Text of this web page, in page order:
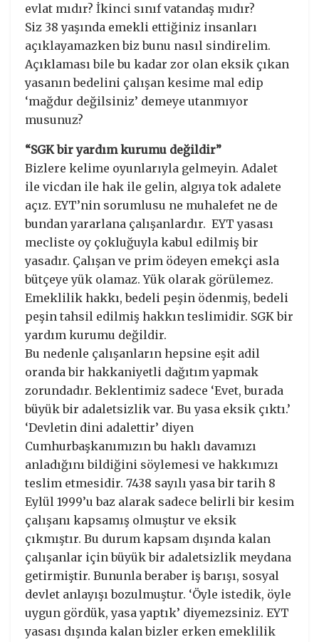
evlat mıdır? İkinci sınıf vatandaş mıdır?
Siz 38 yaşında emekli ettiğiniz insanları
açıklayamazken biz bunu nasıl sindirelim.
Açıklaması bile bu kadar zor olan eksik çıkan
yasanın bedelini çalışan kesime mal edip
‘mağdur değilsiniz’ demeye utanmıyor
musunuz?
“SGK bir yardım kurumu değildir”
Bizlere kelime oyunlarıyla gelmeyin. Adalet
ile vicdan ile hak ile gelin, algıya tok adalete
açız. EYT’nin sorumlusu ne muhalefet ne de
bundan yararlana çalışanlardır. EYT yasası
mecliste oy çokluğuyla kabul edilmiş bir
yasadır. Çalışan ve prim ödeyen emekçi asla
bütçeye yük olamaz. Yük olarak görülemez.
Emeklilik hakkı, bedeli peşin ödenmiş, bedeli
peşin tahsil edilmiş hakkın teslimidir. SGK bir
yardım kurumu değildir.
Bu nedenle çalışanların hepsine eşit adil
oranda bir hakkaniyetli dağıtım yapmak
zorundadır. Beklentimiz sadece ‘Evet, burada
büyük bir adaletsizlik var. Bu yasa eksik çıktı.’
‘Devletin dini adalettir’ diyen
Cumhurbaşkanımızın bu haklı davamızı
anladığını bildiğini söylemesi ve hakkımızı
teslim etmesidir. 7438 sayılı yasa bir tarih 8
Eylül 1999’u baz alarak sadece belirli bir kesim
çalışanı kapsamış olmuştur ve eksik
çıkmıştır. Bu durum kapsam dışında kalan
çalışanlar için büyük bir adaletsizlik meydana
getirmiştir. Bununla beraber iş barışı, sosyal
devlet anlayışı bozulmuştur. ‘Öyle istedik, öyle
uygun gördük, yasa yaptık’ diyemezsiniz. EYT
yasası dışında kalan bizler erken emeklilik